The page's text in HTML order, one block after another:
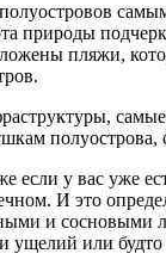
природы
пляжи,
если у вас уже
И это
и сосновыми
ущелий или